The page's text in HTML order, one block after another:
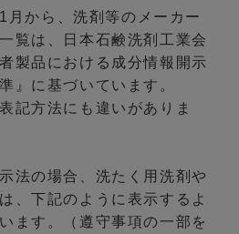
月から、洗剤等のメーカー
覧は、日本石鹸洗剤工業会
製品における成分情報開示
』に基づいています。
記方法にも違いがありま
法の場合、洗たく用洗剤や
、下記のように表示するよ
ます。（遵守事項の一部を